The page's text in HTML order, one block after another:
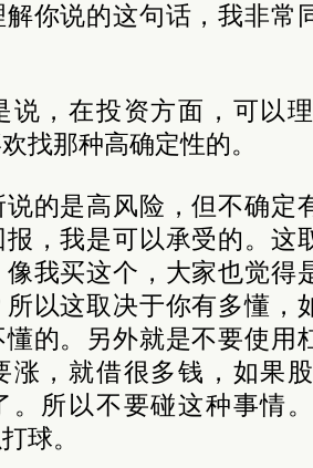
你说的这句话，我非常
说，在投资方面，可以
找那种高确定性的。
的是高风险，但不确定
，我是可以承受的。这
我买这个，大家也觉得
以这取决于你有多懂，
的。另外就是不要使用
涨，就借很多钱，如果
。所以不要碰这种事情
球。